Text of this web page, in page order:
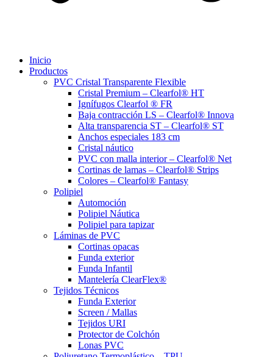
Inicio
Productos
PVC Cristal Transparente Flexible
Cristal Premium – Clearfol® HT
Ignífugos Clearfol ® FR
Baja contracción LS – Clearfol® Innova
Alta transparencia ST – Clearfol® ST
Anchos especiales 183 cm
Cristal náutico
PVC con malla interior – Clearfol® Net
Cortinas de lamas – Clearfol® Strips
Colores – Clearfol® Fantasy
Polipiel
Automoción
Polipiel Náutica
Polipiel para tapizar
Láminas de PVC
Cortinas opacas
Funda exterior
Funda Infantil
Mantelería ClearFlex®
Tejidos Técnicos
Funda Exterior
Screen / Mallas
Tejidos URI
Protector de Colchón
Lonas PVC